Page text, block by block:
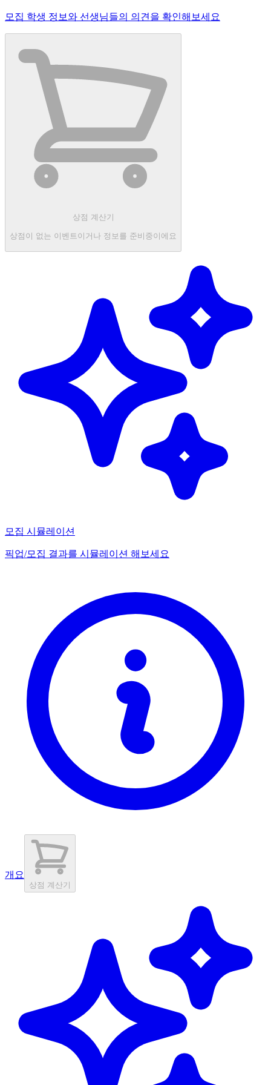
모집 학생 정보와 선생님들의 의견을 확인해보세요
상점 계산기
상점이 없는 이벤트이거나 정보를 준비중이에요
모집 시뮬레이션
픽업/모집 결과를 시뮬레이션 해보세요
개요
상점 계산기